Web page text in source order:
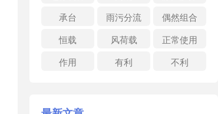
承台
雨污分流
偶然组合
恒载
风荷载
正常使用
作用 有利 不利